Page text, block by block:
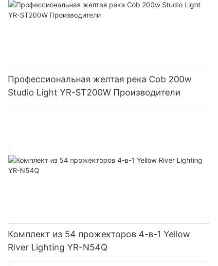
Профессиональная желтая река Cob 200w
Studio Light YR-ST200W Производители
Комплект из 54 прожекторов 4-в-1 Yellow
River Lighting YR-N54Q